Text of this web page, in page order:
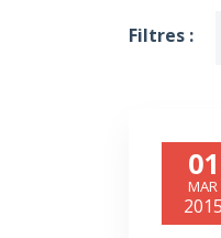
Filtres :
01
MAR
2015